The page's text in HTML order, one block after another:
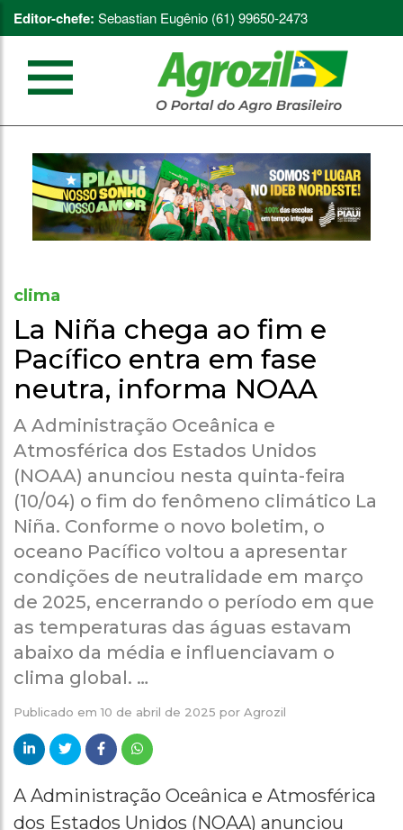
Editor-chefe: Sebastian Eugênio (61) 99650-2473
clima
La Niña chega ao fim e
Pacífico entra em fase
neutra, informa NOAA
A Administração Oceânica e
Atmosférica dos Estados Unidos
(NOAA) anunciou nesta quinta-feira
(10/04) o fim do fenômeno climático La
Niña. Conforme o novo boletim, o
oceano Pacífico voltou a apresentar
condições de neutralidade em março
de 2025, encerrando o período em que
as temperaturas das águas estavam
abaixo da média e influenciavam o
clima global. …
Publicado em10 de abril de 2025 por Agrozil
A Administração Oceânica e Atmosférica
dos Estados Unidos (NOAA) anunciou